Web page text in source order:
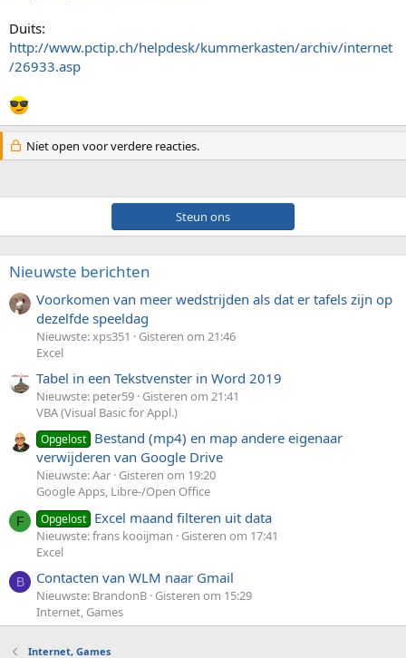
Duits:
http://www.pctip.ch/helpdesk/kummerkasten/archiv/internet
/26933.asp
Niet open voor verdere reacties.
Steun ons
Nieuwste berichten
Voorkomen van meer wedstrijden als dat er tafels zijn op
dezelfde speeldag
Nieuwste: xps351
Gisteren om 21:46
Excel
Tabel in een Tekstvenster in Word 2019
Nieuwste: peter59 Gisteren om 21:41
VBA (Visual Basic for Appl.)
Opgelost Bestand (mp4) en map andere eigenaar
verwijderen van Google Drive
Nieuwste: Aar Gisteren om 19:20
Google Apps, Libre-/Open Office
F Opgelost Excel maand filteren uit data
Nieuwste: frans kooijman
Gisteren om 17:41
Excel
B Contacten van WLM naar Gmail
Nieuwste: BrandonB Gisteren om 15:29
Internet, Games
Internet, Games